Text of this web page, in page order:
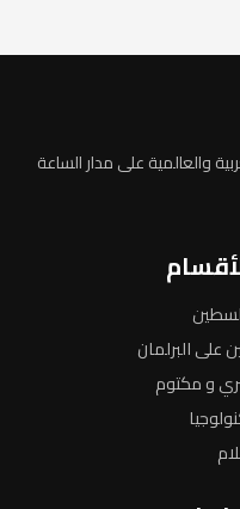
والعالمية على مدار الساعة
على البرلمان
و مكتوم